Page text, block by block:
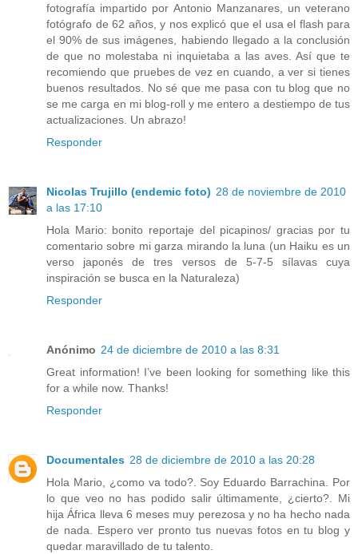
fotografía impartido por Antonio Manzanares, un veterano
fotógrafo de 62 años, y nos explicó que el usa el flash para
el 90% de sus imágenes, habiendo llegado a la conclusión
de que no molestaba ni inquietaba a las aves. Así que te
recomiendo que pruebes de vez en cuando, a ver si tienes
buenos resultados. No sé que me pasa con tu blog que no
se me carga en mi blog-roll y me entero a destiempo de tus
actualizaciones. Un abrazo!
Responder
Nicolas Trujillo (endemic foto) 28 de noviembre de 2010
a las 17:10
Hola Mario: bonito reportaje del picapinos/ gracias por tu
comentario sobre mi garza mirando la luna (un Haiku es un
verso japonés de tres versos de 5-7-5 sílavas cuya
inspiración se busca en la Naturaleza)
Responder
Anónimo 24 de diciembre de 2010 a las 8:31
Great information! I’ve been looking for something like this
for a while now. Thanks!
Responder
Documentales 28 de diciembre de 2010 a las 20:28
Hola Mario, ¿como va todo?. Soy Eduardo Barrachina. Por
lo que veo no has podido salir últimamente, ¿cierto?. Mi
hija África lleva 6 meses muy perezosa y no ha hecho nada
de nada. Espero ver pronto tus nuevas fotos en tu blog y
quedar maravillado de tu talento.